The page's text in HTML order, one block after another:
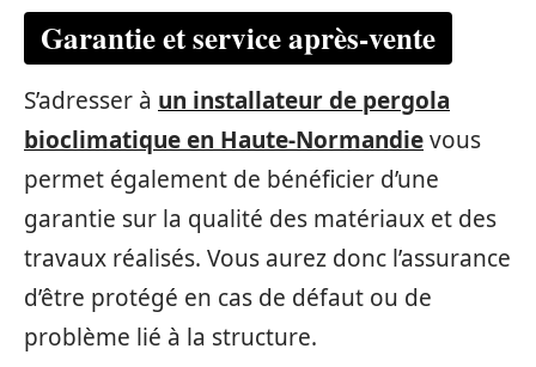
Garantie et service après-vente
S’adresser à un installateur de pergola
bioclimatique en Haute-Normandievous
permet également de bénéficier d’une
garantie sur la qualité des matériaux et des
travaux réalisés. Vous aurez donc l’assurance
d’être protégé en cas de défaut ou de
problème lié à la structure.